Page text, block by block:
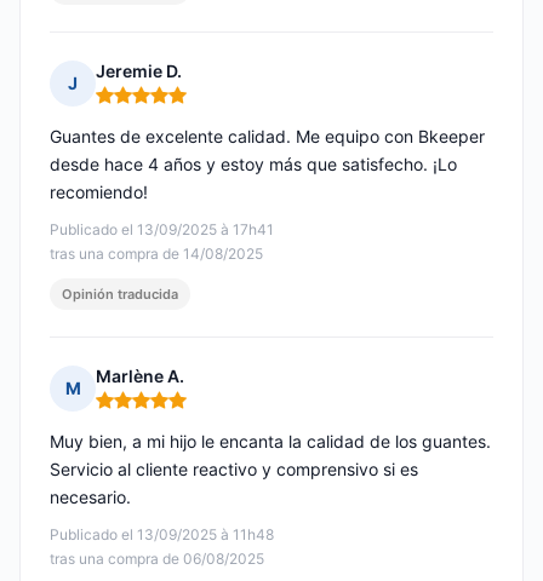
J
Jeremie D.
Nota: 5 de 5
Publicado el 13/09/2025 à 17h41
tras una compra de 14/08/2025
Guantes de excelente calidad. Me equipo con Bkeeper
desde hace 4 años y estoy más que satisfecho. ¡Lo
recomiendo!
Opinión traducida
M
Marlène A.
Nota: 5 de 5
Publicado el 13/09/2025 à 11h48
tras una compra de 06/08/2025
Muy bien, a mi hijo le encanta la calidad de los guantes.
Servicio al cliente reactivo y comprensivo si es
necesario.